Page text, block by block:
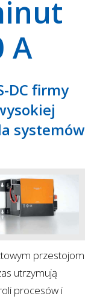
A
DC firmy
systemów
przestojom
utrzymują
procesów i